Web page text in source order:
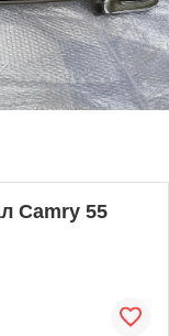
Camry 55